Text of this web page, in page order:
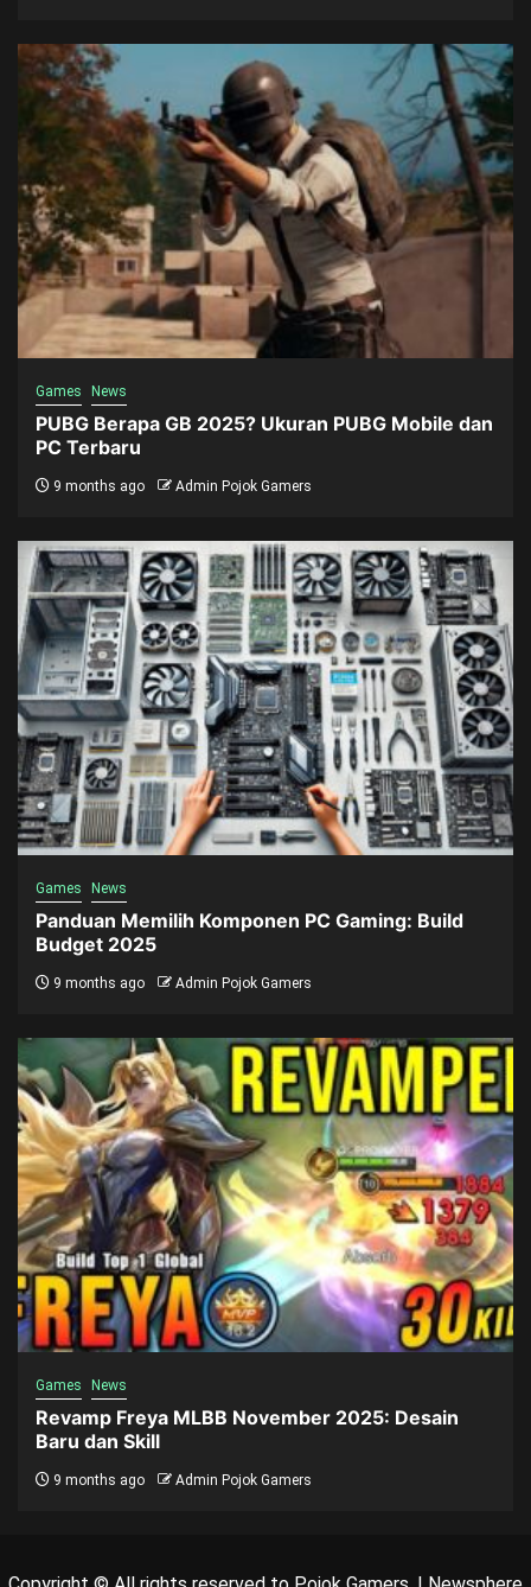
Games News
PUBG Berapa GB 2025? Ukuran PUBG Mobile dan
PC Terbaru
9 months ago Admin Pojok Gamers
Games News
Panduan Memilih Komponen PC Gaming: Build
Budget 2025
9 months ago Admin Pojok Gamers
Games News
Revamp Freya MLBB November 2025: Desain
Baru dan Skill
9 months ago Admin Pojok Gamers